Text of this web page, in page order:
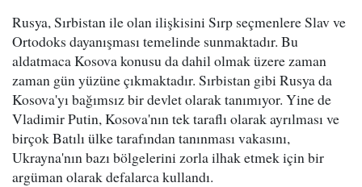
Rusya, Sırbistan ile olan ilişkisini Sırp seçmenlere Slav ve
Ortodoks dayanışması temelinde sunmaktadır. Bu
aldatmaca Kosova konusu da dahil olmak üzere zaman
zaman gün yüzüne çıkmaktadır. Sırbistan gibi Rusya da
Kosova'yı bağımsız bir devlet olarak tanımıyor. Yine de
Vladimir Putin, Kosova'nın tek taraflı olarak ayrılması ve
birçok Batılı ülke tarafından tanınması vakasını,
Ukrayna'nın bazı bölgelerini zorla ilhak etmek için bir
argüman olarak defalarca kullandı.